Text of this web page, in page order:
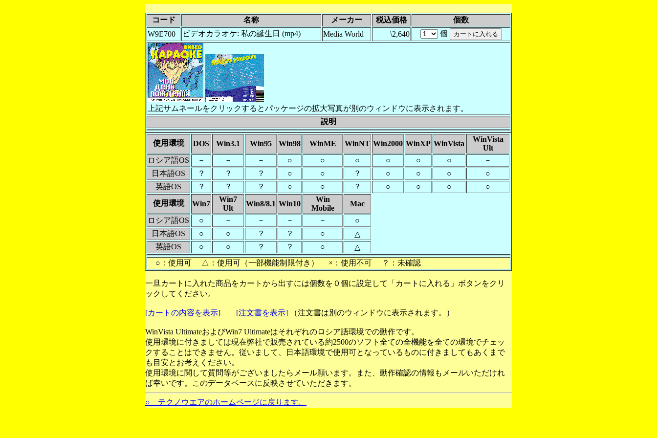
コード 名称 メーカー 税込価格
個数
W9E700
ビデオカラオケ: 私の誕生日 (mp4) Media World \2,640 個
上記サムネールをクリックするとパッケージの拡大写真が別のウィンドウに表示されます。
説明
使用環境 DOS Win3.1 Win95 Win98 WinME WinNT Win2000 WinXP WinVista
WinVista
Ult
ロシア語OS
－ － － ○ ○ ○ ○ ○ ○
－
日本語OS
？ ？ ？ ○ ○ ？ ○ ○ ○
○
英語OS
？ ？ ？ ○ ○ ？ ○ ○ ○
○
使用環境
Win7
Win7
Ult
Win8/8.1 Win10
Win
Mobile
Mac
ロシア語OS
○ － － － －
○
日本語OS
○ ○ ？ ？ ○
△
英語OS
○ ○ ？ ？ ○
△
○：使用可 △：使用可（一部機能制限付き） ×：使用不可 ？：未確認
一旦カートに入れた商品をカートから出すには個数を０個に設定して「カートに入れる」ボタンをクリ
ックしてください。
[カートの内容を表示] [注文書を表示] （注文書は別のウィンドウに表示されます。）
WinVista UltimateおよびWin7 Ultimateはそれぞれのロシア語環境での動作です。
使用環境に付きましては現在弊社で販売されている約2500のソフト全ての全機能を全ての環境でチェッ
クすることはできません。従いまして、日本語環境で使用可となっているものに付きましてもあくまで
も目安とお考えください。
使用環境に関して質問等がございましたらメール願います。また、動作確認の情報もメールいただけれ
ば幸いです。このデータベースに反映させていただきます。
○ テクノウエアのホームページに戻ります。